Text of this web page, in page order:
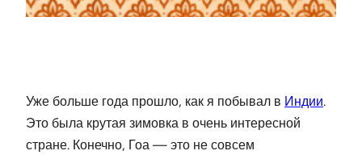
Уже больше года прошло, как я побывал в Индии.
Это была крутая зимовка в очень интересной
стране. Конечно, Гоа — это не совсем